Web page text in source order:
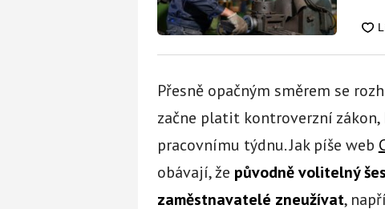
Přesně opačným směrem se
začne platit kontroverzní
pracovnímu týdnu. Jak píše web
obávají, že původně volitelný
zaměstnavatelé zneužívat,